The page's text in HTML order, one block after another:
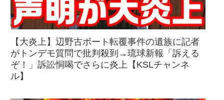
【大炎上】辺野古ボート転覆事件の遺族に記者
がトンデモ質問で批判殺到→琉球新報「訴える
ぞ！」訴訟恫喝でさらに炎上【KSLチャンネ
ル】